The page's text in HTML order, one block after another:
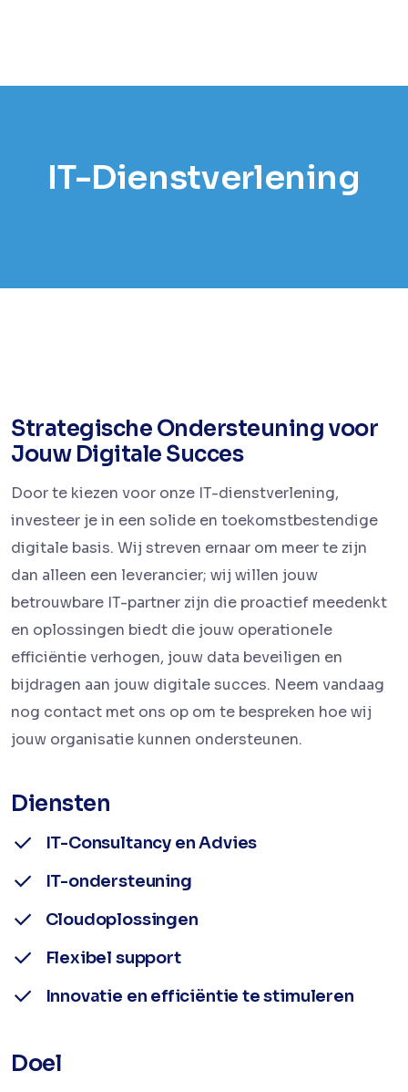
IT-Dienstverlening
Strategische Ondersteuning voor
Jouw Digitale Succes
Door te kiezen voor onze IT-dienstverlening,
investeer je in een solide en toekomstbestendige
digitale basis. Wij streven ernaar om meer te zijn
dan alleen een leverancier; wij willen jouw
betrouwbare IT-partner zijn die proactief meedenkt
en oplossingen biedt die jouw operationele
efficiëntie verhogen, jouw data beveiligen en
bijdragen aan jouw digitale succes. Neem vandaag
nog contact met ons op om te bespreken hoe wij
jouw organisatie kunnen ondersteunen.
Diensten
IT-Consultancy en Advies
IT-ondersteuning
Cloudoplossingen
Flexibel support
Innovatie en efficiëntie te stimuleren
Doel